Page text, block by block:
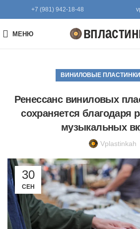
+7 (981) 942-18-48
МЕНЮ
ВИНИЛОВЫЕ
Ренессанс виниловых
сохраняется благодаря
музыкальных
Vplastinkah
30
СЕН